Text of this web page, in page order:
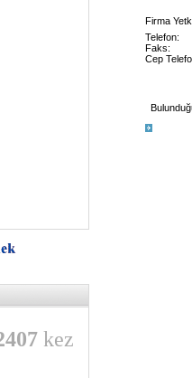
kez
Firma
Telefon:
Faks:
Cep